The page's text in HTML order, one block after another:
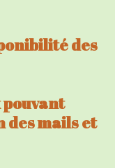
des
pouvant
des mails et